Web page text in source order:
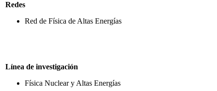
Redes
Red de Física de Altas Energías
Línea de investigación
Física Nuclear y Altas Energías